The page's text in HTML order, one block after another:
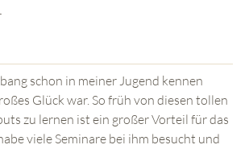
schon in meiner Jugend kennen
Glück war. So früh von diesen tollen
zu lernen ist ein großer Vorteil für das
viele Seminare bei ihm besucht und